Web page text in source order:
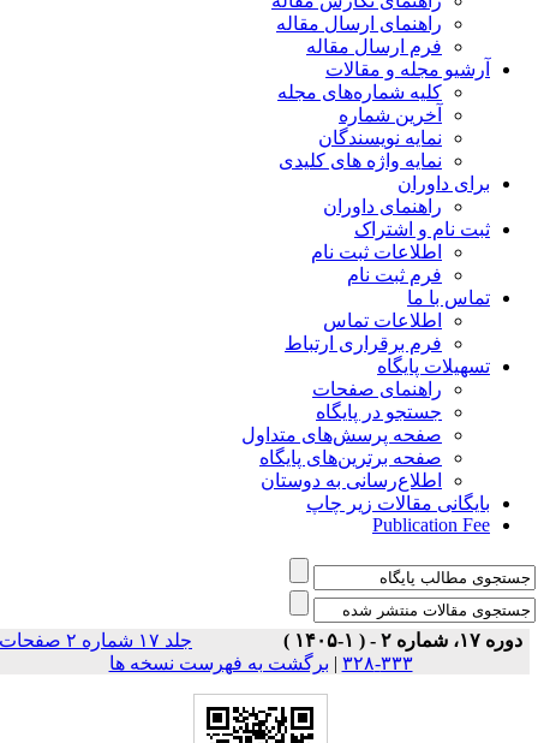
راهنمای ارسال مقاله
فرم ارسال مقاله
آرشیو مجله و مقالات
کلیه شماره‌های مجله
آخرین شماره
نمایه نویسندگان
نمایه واژه های کلیدی
برای داوران
راهنمای داوران
ثبت نام و اشتراک
اطلاعات ثبت نام
فرم ثبت نام
تماس با ما
اطلاعات تماس
فرم برقراری ارتباط
تسهیلات پایگاه
راهنمای صفحات
جستجو در پایگاه
صفحه پرسش‌های متداول
صفحه برترین‌های پایگاه
اطلاع‌رسانی به دوستان
بایگانی مقالات زیر چاپ
Publication Fee
دوره ۱۷، شماره ۲ - ( ۱-۱۴۰۵ )
جلد ۱۷ شماره ۲ صفحات
۳۳۳-۳۲۸
|برگشت به فهرست نسخه ها